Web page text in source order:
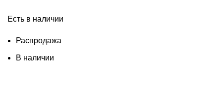
Есть в наличии
Распродажа
В наличии